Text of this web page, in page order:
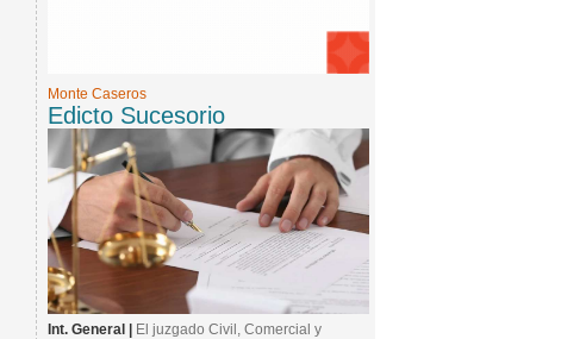
Monte Caseros
Edicto Sucesorio
Int. General |
El juzgado Civil, Comercial y